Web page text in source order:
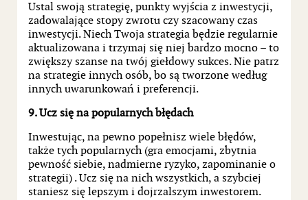
Ustal swoją strategię, punkty wyjścia z inwestycji,
zadowalające stopy zwrotu czy szacowany czas
inwestycji. Niech Twoja strategia będzie regularnie
aktualizowana i trzymaj się niej bardzo mocno – to
zwiększy szanse na twój giełdowy sukces. Nie patrz
na strategie innych osób, bo są tworzone według
innych uwarunkowań i preferencji.
9. Ucz się na popularnych błędach
Inwestując, na pewno popełnisz wiele błędów,
także tych popularnych (gra emocjami, zbytnia
pewność siebie, nadmierne ryzyko, zapominanie o
strategii) . Ucz się na nich wszystkich, a szybciej
staniesz się lepszym i dojrzalszym inwestorem.